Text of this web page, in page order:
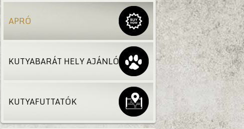
APRÓ
KUTYABARÁT HELY AJÁNLÓ
KUTYAFUTTATÓK